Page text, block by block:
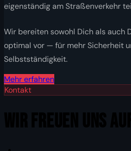
eigenständig am Straßenverkehr
Wir bereiten sowohl Dich als auch
optimal vor — für mehr Sicherheit
Selbstständigkeit.
Mehr erfahren
Kontakt